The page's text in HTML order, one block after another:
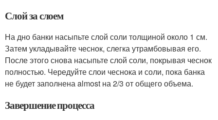
Слой за слоем
На дно банки насыпьте слой соли толщиной около 1 см.
Затем укладывайте чеснок, слегка утрамбовывая его.
После этого снова насыпьте слой соли, покрывая чеснок
полностью. Чередуйте слои чеснока и соли, пока банка
не будет заполнена almost на 2/3 от общего объема.
Завершение процесса